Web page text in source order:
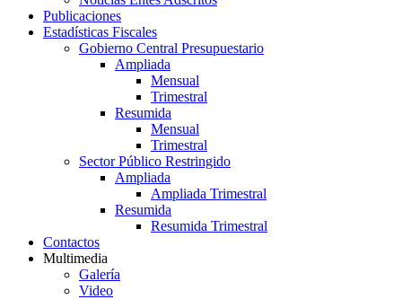
Publicaciones
Estadísticas Fiscales
Gobierno Central Presupuestario
Ampliada
Mensual
Trimestral
Resumida
Mensual
Trimestral
Sector Público Restringido
Ampliada
Ampliada Trimestral
Resumida
Resumida Trimestral
Contactos
Multimedia
Galería
Video